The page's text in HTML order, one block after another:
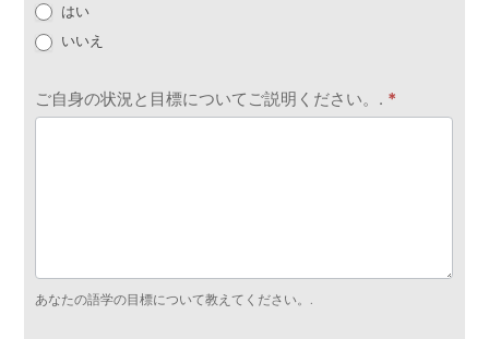
はい
いいえ
ご自身の状況と目標についてご説明ください。. *
あなたの語学の目標について教えてください。.